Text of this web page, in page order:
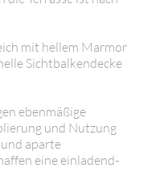
mit hellem Marmor
Sichtbalkendecke
ebenmäßige
und Nutzung
aparte
eine einladend-